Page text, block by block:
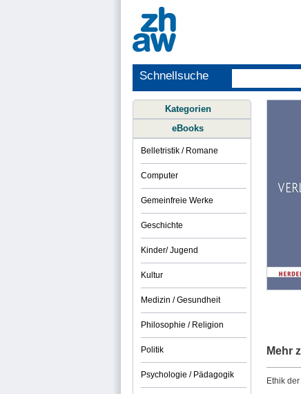
Schnellsuche
Mehr
Ethik
Kategorien
eBooks
Belletristik / Romane
Computer
Gemeinfreie Werke
Geschichte
Kinder/ Jugend
Kultur
Medizin / Gesundheit
Philosophie / Religion
Politik
Psychologie / Pädagogik